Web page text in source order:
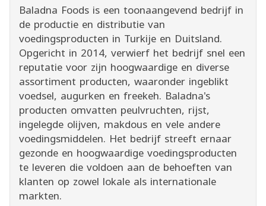
Baladna Foods is een toonaangevend bedrijf in
de productie en distributie van
voedingsproducten in Turkije en Duitsland.
Opgericht in 2014, verwierf het bedrijf snel een
reputatie voor zijn hoogwaardige en diverse
assortiment producten, waaronder ingeblikt
voedsel, augurken en freekeh. Baladna's
producten omvatten peulvruchten, rijst,
ingelegde olijven, makdous en vele andere
voedingsmiddelen. Het bedrijf streeft ernaar
gezonde en hoogwaardige voedingsproducten
te leveren die voldoen aan de behoeften van
klanten op zowel lokale als internationale
markten.